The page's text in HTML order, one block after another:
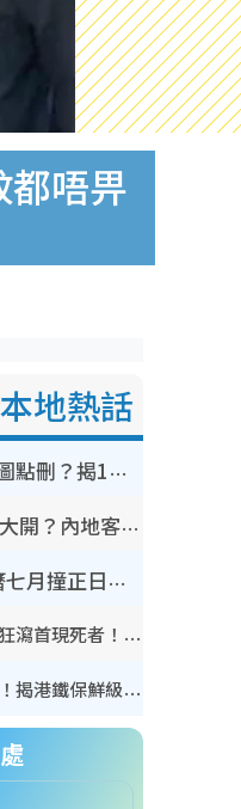
唔畀
地熱話
WhatsApp預設貼圖點刪？揭1招「反向操作」還原簡潔介面 附3步實測教學
香港山邊鐵閘邊門大開？內地客困惑意義何在！網民神回覆：呢種叫法理性防禦
鬼門開2026｜農曆七月撞正日全食特別邪？專家警告切忌做一事！揭4大禁忌+2招保平安
奪命寄生蟲｜食生菜狂瀉首現死者！疫潮惡化錄1.8萬宗病例 揭洗菜3大謬誤
內地客歎港人唔識老！揭港鐵保鮮級冷氣 港人求放過：咪投訴